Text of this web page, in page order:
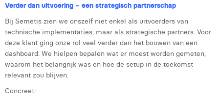
Verder dan uitvoering – een strategisch partnerschap
Bij Semetis zien we onszelf niet enkel als uitvoerders van
technische implementaties, maar als strategische partners. Voor
deze klant ging onze rol veel verder dan het bouwen van een
dashboard. We hielpen bepalen wat er moest worden gemeten,
waarom het belangrijk was en hoe de setup in de toekomst
relevant zou blijven.
Concreet: